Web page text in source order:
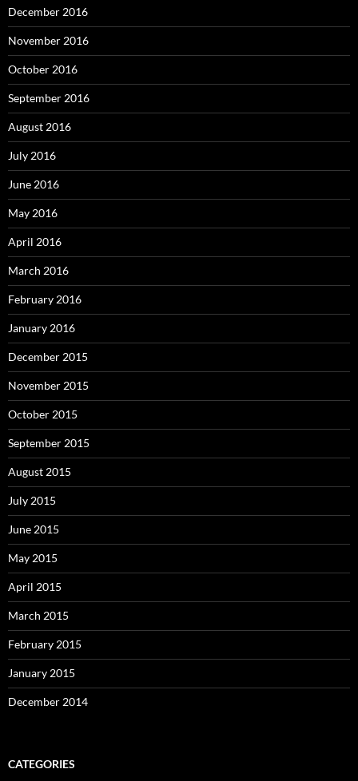
December 2016
November 2016
October 2016
September 2016
August 2016
July 2016
June 2016
May 2016
April 2016
March 2016
February 2016
January 2016
December 2015
November 2015
October 2015
September 2015
August 2015
July 2015
June 2015
May 2015
April 2015
March 2015
February 2015
January 2015
December 2014
CATEGORIES